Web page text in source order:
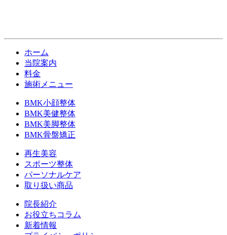
ホーム
当院案内
料金
施術メニュー
BMK小顔整体
BMK美健整体
BMK美脚整体
BMK骨盤矯正
再生美容
スポーツ整体
パーソナルケア
取り扱い商品
院長紹介
お役立ちコラム
新着情報